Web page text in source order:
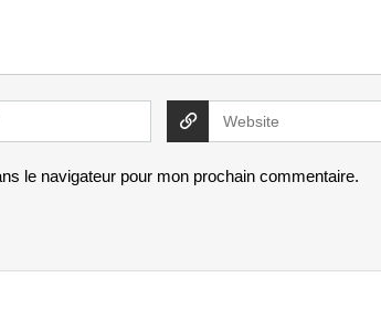
le navigateur pour mon prochain commentaire.